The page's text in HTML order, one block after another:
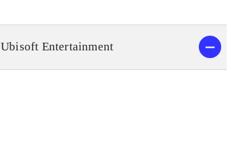
Ubisoft Entertainment